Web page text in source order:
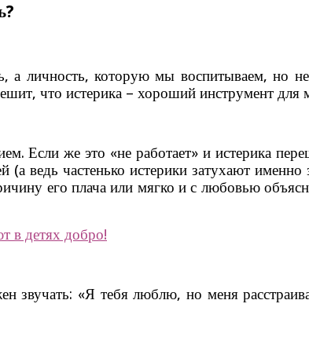
а личность, которую мы воспитываем, но
что истерика – хороший инструмент для
Если же это «не работает» и истерика
ведь частенько истерики затухают
его плача или мягко и с любовью
в детях добро!
звучать: «Я тебя люблю, но меня